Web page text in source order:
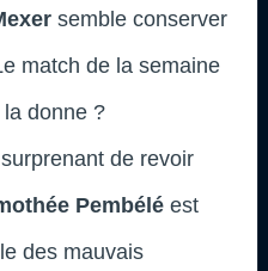
semble conserver
match de la semaine
donne ?
de revoir
Pembélé est
des mauvais